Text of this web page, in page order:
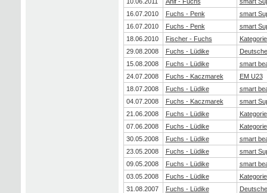
16.07.2010
Fuchs - Penk
smart
16.07.2010
Fuchs - Penk
smart
18.06.2010
Fischer - Fuchs
29.08.2008
Fuchs - Lüdike
15.08.2008
Fuchs - Lüdike
smart
24.07.2008
Fuchs - Kaczmarek
EM U23
18.07.2008
Fuchs - Lüdike
smart
04.07.2008
Fuchs - Kaczmarek
smart
21.06.2008
Fuchs - Lüdike
07.06.2008
Fuchs - Lüdike
30.05.2008
Fuchs - Lüdike
smart
23.05.2008
Fuchs - Lüdike
smart
09.05.2008
Fuchs - Lüdike
smart
03.05.2008
Fuchs - Lüdike
31.08.2007
Fuchs - Lüdike